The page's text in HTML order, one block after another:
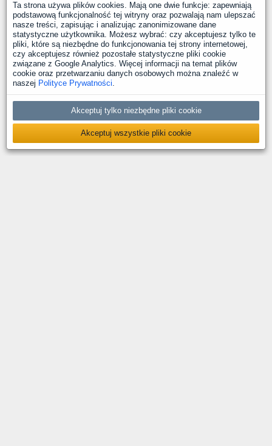
Ta strona używa plików cookies. Mają one dwie funkcje: zapewniają
podstawową funkcjonalność tej witryny oraz pozwalają nam ulepszać
nasze treści, zapisując i analizując zanonimizowane dane
statystyczne użytkownika. Możesz wybrać: czy akceptujesz tylko te
pliki, które są niezbędne do funkcjonowania tej strony internetowej,
czy akceptujesz również pozostałe statystyczne pliki cookie
związane z Google Analytics. Więcej informacji na temat plików
cookie oraz przetwarzaniu danych osobowych można znaleźć w
naszej Polityce Prywatności.
Akceptuj tylko niezbędne pliki cookie
Akceptuj wszystkie pliki cookie